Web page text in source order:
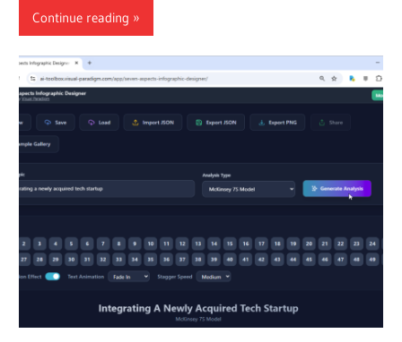
Continue reading